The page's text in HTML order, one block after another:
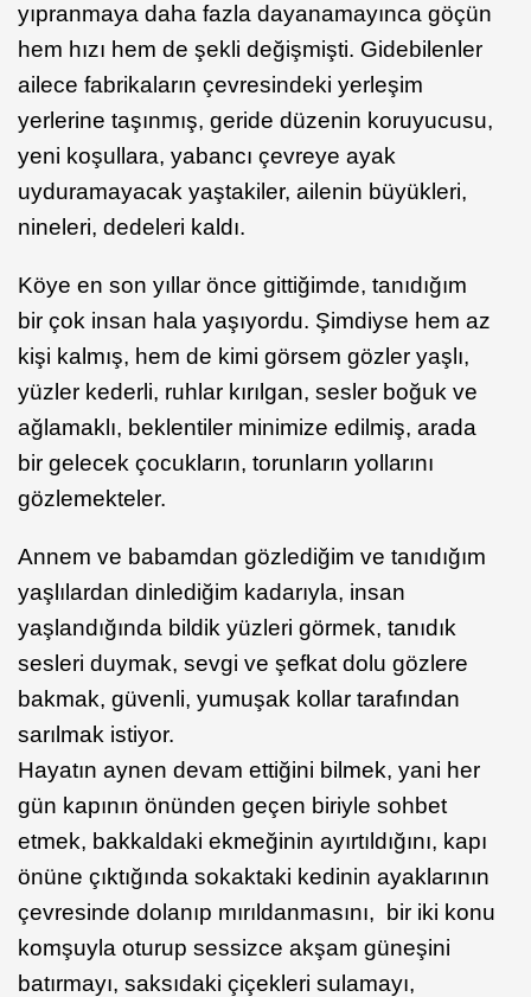
yıpranmaya daha fazla dayanamayınca göçün
hem hızı hem de şekli değişmişti. Gidebilenler
ailece fabrikaların çevresindeki yerleşim
yerlerine taşınmış, geride düzenin koruyucusu,
yeni koşullara, yabancı çevreye ayak
uyduramayacak yaştakiler, ailenin büyükleri,
nineleri, dedeleri kaldı.
Köye en son yıllar önce gittiğimde, tanıdığım
bir çok insan hala yaşıyordu. Şimdiyse hem az
kişi kalmış, hem de kimi görsem gözler yaşlı,
yüzler kederli, ruhlar kırılgan, sesler boğuk ve
ağlamaklı, beklentiler minimize edilmiş, arada
bir gelecek çocukların, torunların yollarını
gözlemekteler.
Annem ve babamdan gözlediğim ve tanıdığım
yaşlılardan dinlediğim kadarıyla, insan
yaşlandığında bildik yüzleri görmek, tanıdık
sesleri duymak, sevgi ve şefkat dolu gözlere
bakmak, güvenli, yumuşak kollar tarafından
sarılmak istiyor.
Hayatın aynen devam ettiğini bilmek, yani her
gün kapının önünden geçen biriyle sohbet
etmek, bakkaldaki ekmeğinin ayırtıldığını, kapı
önüne çıktığında sokaktaki kedinin ayaklarının
çevresinde dolanıp mırıldanmasını, bir iki konu
komşuyla oturup sessizce akşam güneşini
batırmayı, saksıdaki çiçekleri sulamayı,